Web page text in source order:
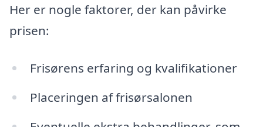
Her er nogle faktorer, der kan påvirke
prisen:
Frisørens erfaring og kvalifikationer
Placeringen af frisørsalonen